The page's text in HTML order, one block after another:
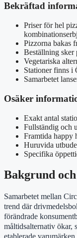
Bekräftad
Priser för hel
Pizzorna bakas
Beställning sker
Vegetariska
Stationer finns i
Samarbetet
Osäker
Exakt antal
Fullständig och
Framtida happy
Huruvida
Specifika
Bakgrund
Samarbetet mellan
trend där
förändrade
måltidsalternativ ökar,